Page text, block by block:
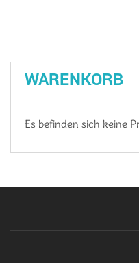
WARENKORB
Es befinden sich keine